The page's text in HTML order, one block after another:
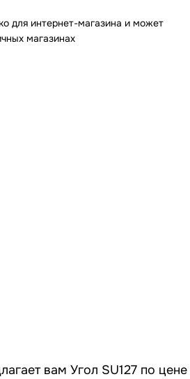
для интернет-магазина и может
магазинах
вам Угол SU127 по цене